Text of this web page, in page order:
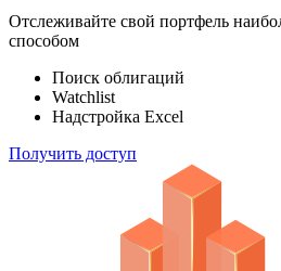
100 000
Отслеживайте свой портфель
способом
Поиск облигаций
Надстройка Excel
Получить доступ